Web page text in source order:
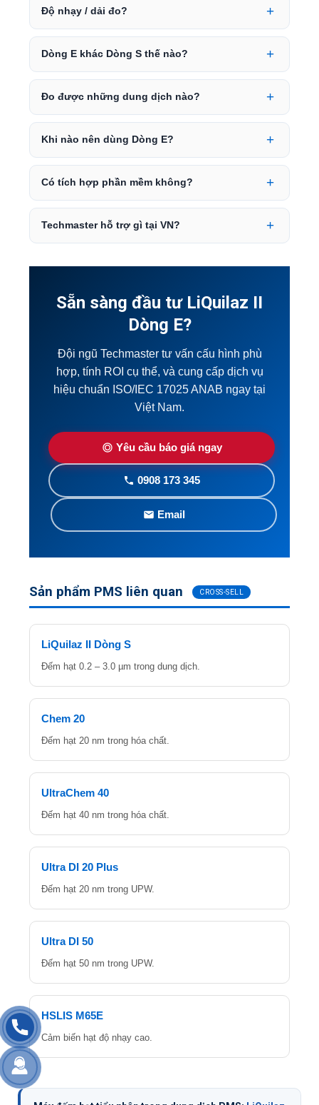
Độ nhạy / dải đo?
Dòng E khác Dòng S thế nào?
Đo được những dung dịch nào?
Khi nào nên dùng Dòng E?
Có tích hợp phần mềm không?
Techmaster hỗ trợ gì tại VN?
Sẵn sàng đầu tư LiQuilaz II
Dòng E?
Đội ngũ Techmaster tư vấn cấu hình phù
hợp, tính ROI cụ thể, và cung cấp dịch vụ
hiệu chuẩn ISO/IEC 17025 ANAB ngay tại
Việt Nam.
Yêu cầu báo giá ngay
0908 173 345
Email
Sản phẩm PMS liên quan CROSS-SELL
LiQuilaz II Dòng S
Đếm hạt 0.2 – 3.0 µm trong dung dịch.
Chem 20
Đếm hạt 20 nm trong hóa chất.
UltraChem 40
Đếm hạt 40 nm trong hóa chất.
Ultra DI 20 Plus
Đếm hạt 20 nm trong UPW.
Ultra DI 50
Đếm hạt 50 nm trong UPW.
HSLIS M65E
Cảm biến hạt độ nhạy cao.